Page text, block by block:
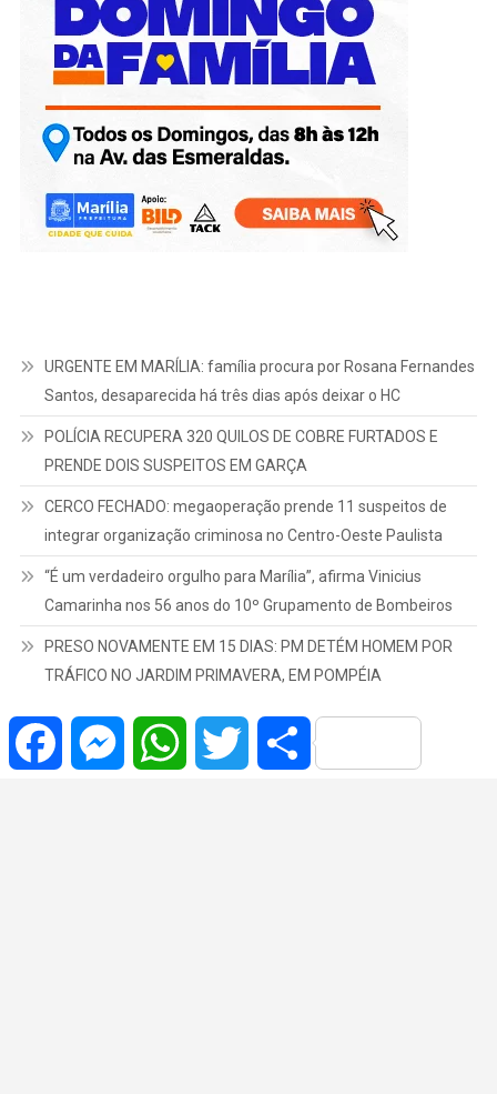
URGENTE EM MARÍLIA: família procura por Rosana Fernandes
Santos, desaparecida há três dias após deixar o HC
POLÍCIA RECUPERA 320 QUILOS DE COBRE FURTADOS E
PRENDE DOIS SUSPEITOS EM GARÇA
CERCO FECHADO: megaoperação prende 11 suspeitos de
integrar organização criminosa no Centro-Oeste Paulista
“É um verdadeiro orgulho para Marília”, afirma Vinicius
Camarinha nos 56 anos do 10º Grupamento de Bombeiros
PRESO NOVAMENTE EM 15 DIAS: PM DETÉM HOMEM POR
TRÁFICO NO JARDIM PRIMAVERA, EM POMPÉIA
Facebook MessengerWhatsAppTwitter Share